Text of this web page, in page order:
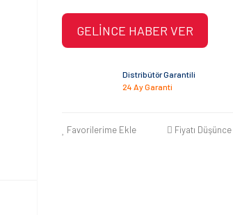
GELİNCE HABER VER
Distribütör Garantili
24 Ay Garanti
Favorilerime Ekle Fiyatı